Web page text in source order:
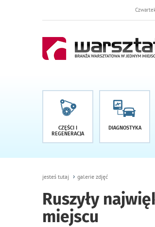
Czwartek, 06-08-2026• DO
CZĘŚCI I
REGENERACJA
DIAGNOSTYKA
jesteś tutaj galerie zdjęć
Ruszyły
miejscu